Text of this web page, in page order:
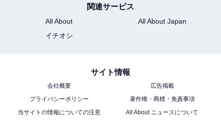
関連サービス
All About
All About Japan
イチオシ
サイト情報
会社概要
広告掲載
プライバシーポリシー
著作権・商標・免責事項
当サイトの情報についての注意
All About ニュースについて